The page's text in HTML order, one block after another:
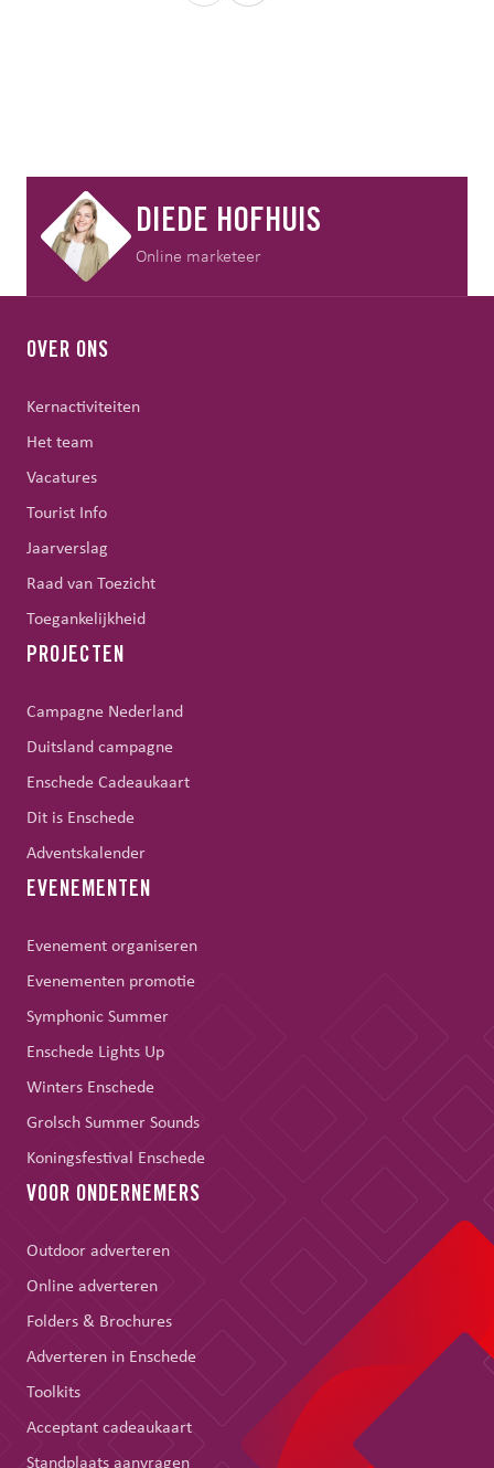
DIEDE HOFHUIS
Online marketeer
OVER ONS
Kernactiviteiten
Het team
Vacatures
Tourist Info
Jaarverslag
Raad van Toezicht
Toegankelijkheid
PROJECTEN
Campagne Nederland
Duitsland campagne
Enschede Cadeaukaart
Dit is Enschede
Adventskalender
EVENEMENTEN
Evenement organiseren
Evenementen promotie
Symphonic Summer
Enschede Lights Up
Winters Enschede
Grolsch Summer Sounds
Koningsfestival Enschede
VOOR ONDERNEMERS
Outdoor adverteren
Online adverteren
Folders & Brochures
Adverteren in Enschede
Toolkits
Acceptant cadeaukaart
Standplaats aanvragen